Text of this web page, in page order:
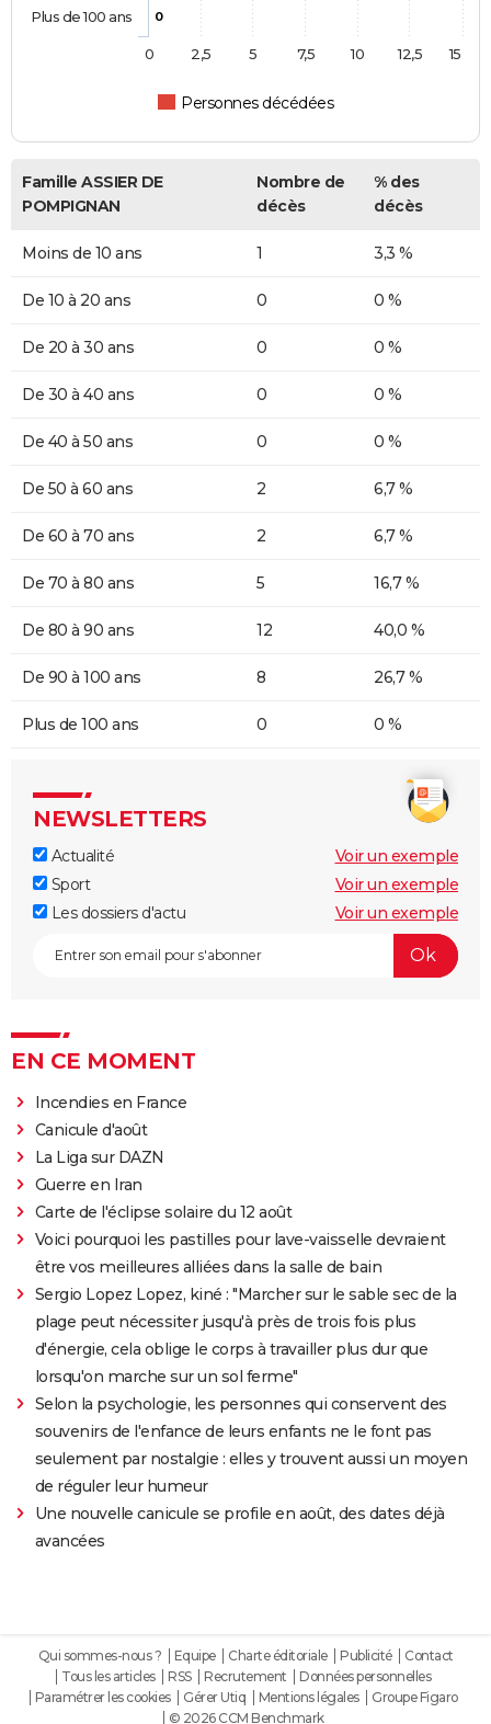
0
Personnes décédées
Plus de 100 ans
0 2,5 5 7,5 10 12,5 15
Famille ASSIER DE
POMPIGNAN
Nombre de
décès
% des
décès
Moins de 10 ans 1 3,3 %
De 10 à 20 ans 0 0 %
De 20 à 30 ans 0 0 %
De 30 à 40 ans 0 0 %
De 40 à 50 ans 0 0 %
De 50 à 60 ans 2 6,7 %
De 60 à 70 ans 2 6,7 %
De 70 à 80 ans 5 16,7 %
De 80 à 90 ans 12 40,0 %
De 90 à 100 ans 8 26,7 %
Plus de 100 ans 0 0 %
NEWSLETTERS
Actualité
Voir un exemple
Sport
Voir un exemple
Les dossiers d'actu
Voir un exemple
EN CE MOMENT
Incendies en France
Canicule d'août
La Liga sur DAZN
Guerre en Iran
Carte de l'éclipse solaire du 12 août
Voici pourquoi les pastilles pour lave-vaisselle devraient
être vos meilleures alliées dans la salle de bain
Sergio Lopez Lopez, kiné : "Marcher sur le sable sec de la
plage peut nécessiter jusqu'à près de trois fois plus
d'énergie, cela oblige le corps à travailler plus dur que
lorsqu'on marche sur un sol ferme"
Selon la psychologie, les personnes qui conservent des
souvenirs de l'enfance de leurs enfants ne le font pas
seulement par nostalgie : elles y trouvent aussi un moyen
de réguler leur humeur
Une nouvelle canicule se profile en août, des dates déjà
avancées
Qui sommes-nous ? Equipe Charte éditoriale Publicité
Contact
Tous les articles
RSS Recrutement
Données personnelles
Paramétrer les cookies
Gérer Utiq Mentions légales
Groupe Figaro
© 2026 CCM Benchmark